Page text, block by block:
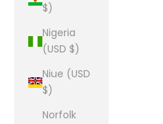
$)
Nigeria
(USD $)
Niue (USD
$)
Norfolk